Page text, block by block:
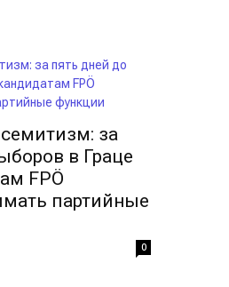
за
в Граце
FPÖ
партийные
0